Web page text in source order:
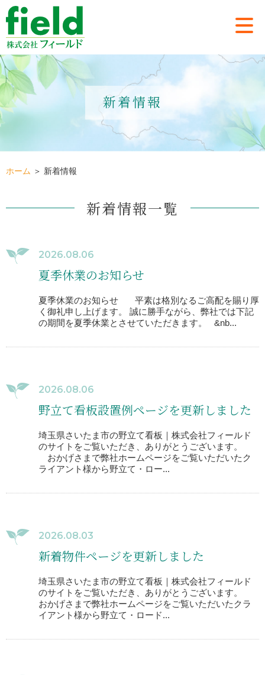
新着情報
ホーム ＞ 新着情報
新着情報一覧
2026.08.06
夏季休業のお知らせ
夏季休業のお知らせ 平素は格別なるご高配を賜り厚
く御礼申し上げます。 誠に勝手ながら、弊社では下記
の期間を夏季休業とさせていただきます。 &nb...
2026.08.06
野立て看板設置例ページを更新しました
埼玉県さいたま市の野立て看板｜株式会社フィールド
のサイトをご覧いただき、ありがとうございます。
おかげさまで弊社ホームページをご覧いただいたク
ライアント様から野立て・ロー...
2026.08.03
新着物件ページを更新しました
埼玉県さいたま市の野立て看板｜株式会社フィールド
のサイトをご覧いただき、ありがとうございます。
おかげさまで弊社ホームページをご覧いただいたクラ
イアント様から野立て・ロード...